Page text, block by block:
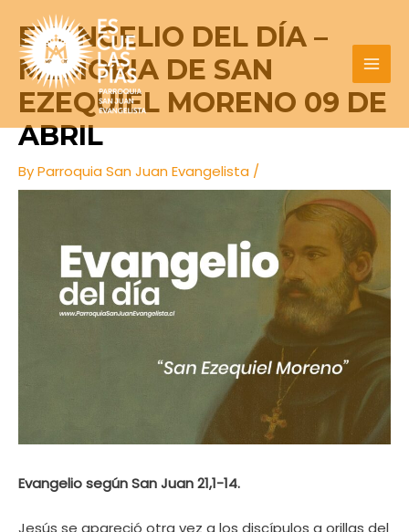
content
EVANGELIO DEL DÍA –
MEMORIA DE SAN
EZEQUIEL MORENO 09 DE
ABRIL
ByParroquia San Juan Evangelista /
Evangelio según San Juan 21,1-14.
Jesús se apareció otra vez a los discípulos a orillas del
navigation